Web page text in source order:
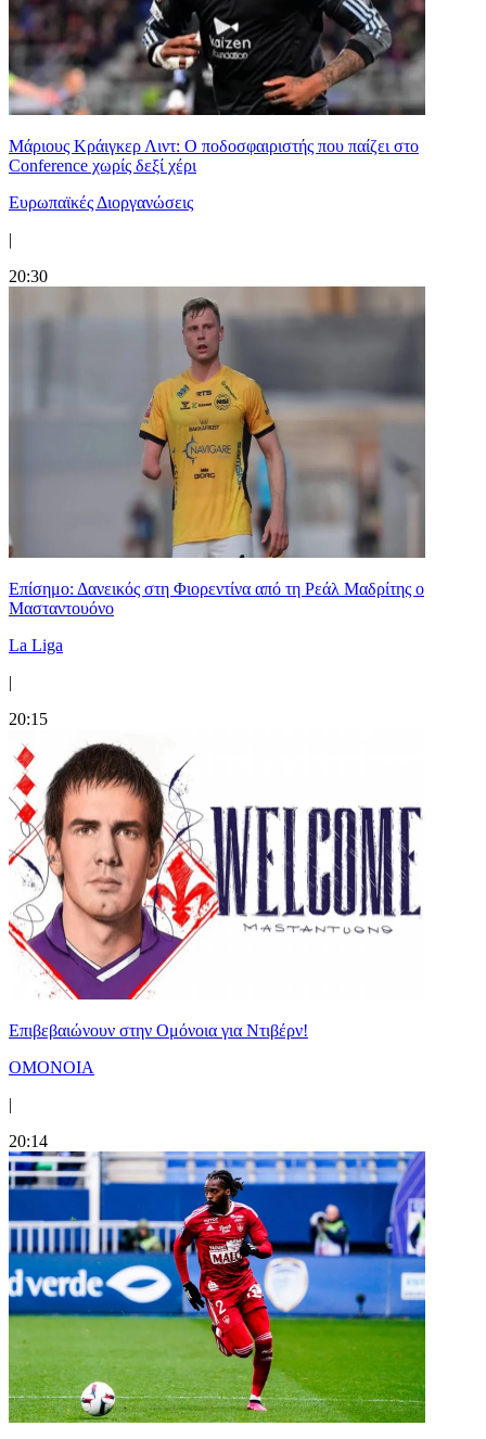
Μάριους Κράιγκερ Λιντ: Ο ποδοσφαιριστής που παίζει στο
Conference χωρίς δεξί χέρι
Ευρωπαϊκές Διοργανώσεις
|
20:30
Επίσημο: Δανεικός στη Φιορεντίνα από τη Ρεάλ Μαδρίτης ο
Μασταντουόνο
La Liga
|
20:15
Επιβεβαιώνουν στην Ομόνοια για Ντιβέρν!
ΟΜΟΝΟΙΑ
|
20:14